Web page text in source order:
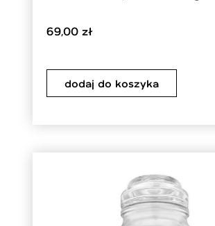
69,00 zł
dodaj do koszyka